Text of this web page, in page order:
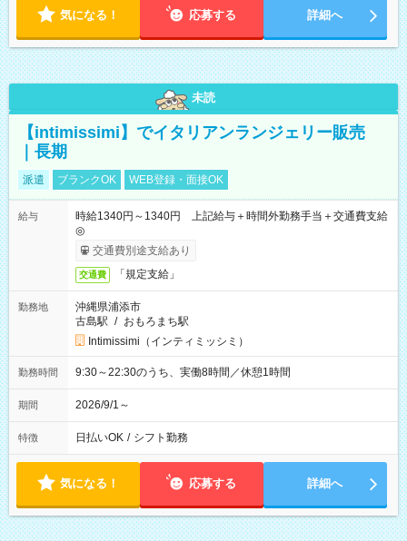
気になる！ 応募する 詳細へ
未読
【intimissimi】でイタリアンランジェリー販売
｜長期
派遣 ブランクOK WEB登録・面接OK
給与
時給1340円～1340円 上記給与＋時間外勤務手当＋交通費支給
◎
交通費別途支給あり
交通費 「規定支給」
勤務地
沖縄県浦添市
古島駅 / おもろまち駅
Intimissimi（インティミッシミ）
勤務時間 9:30～22:30のうち、実働8時間／休憩1時間
期間 2026/9/1～
特徴 日払いOK / シフト勤務
気になる！ 応募する 詳細へ